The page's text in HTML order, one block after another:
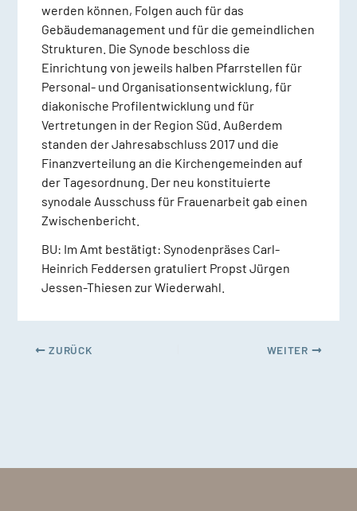
werden können, Folgen auch für das
Gebäudemanagement und für die gemeindlichen
Strukturen. Die Synode beschloss die
Einrichtung von jeweils halben Pfarrstellen für
Personal- und Organisationsentwicklung, für
diakonische Profilentwicklung und für
Vertretungen in der Region Süd. Außerdem
standen der Jahresabschluss 2017 und die
Finanzverteilung an die Kirchengemeinden auf
der Tagesordnung. Der neu konstituierte
synodale Ausschuss für Frauenarbeit gab einen
Zwischenbericht.
BU: Im Amt bestätigt: Synodenpräses Carl-
Heinrich Feddersen gratuliert Propst Jürgen
Jessen-Thiesen zur Wiederwahl.
ZURÜCK WEITER